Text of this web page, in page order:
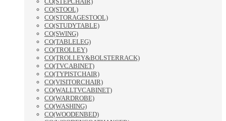
CO(STOOL)
CO(STORAGESTOOL)
CO(STUDYTABLE)
CO(SWING)
CO(TABLELEG)
CO(TROLLEY)
CO(TROLLEY&BOLSTERRACK)
CO(TVCABINET)
CO(TYPISTCHAIR)
CO(VISITORCHAIR)
CO(WALLTVCABINET)
CO(WARDROBE)
CO(WASHING)
CO(WOODENBED)